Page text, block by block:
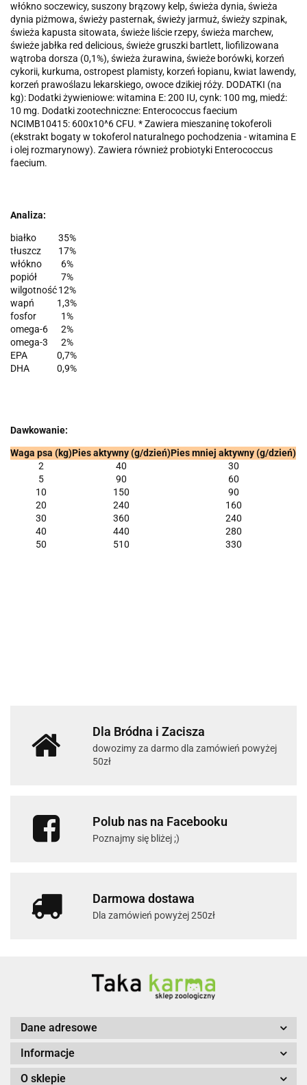
włókno soczewicy, suszony brązowy kelp, świeża dynia, świeża
dynia piżmowa, świeży pasternak, świeży jarmuż, świeży szpinak,
świeża kapusta sitowata, świeże liście rzepy, świeża marchew,
świeże jabłka red delicious, świeże gruszki bartlett, liofilizowana
wątroba dorsza (0,1%), świeża żurawina, świeże borówki, korzeń
cykorii, kurkuma, ostropest plamisty, korzeń łopianu, kwiat lawendy,
korzeń prawoślazu lekarskiego, owoce dzikiej róży. DODATKI (na
kg): Dodatki żywieniowe: witamina E: 200 IU, cynk: 100 mg, miedź:
10 mg. Dodatki zootechniczne: Enterococcus faecium
NCIMB10415: 600x10^6 CFU. * Zawiera mieszaninę tokoferoli
(ekstrakt bogaty w tokoferol naturalnego pochodzenia - witamina E
i olej rozmarynowy). Zawiera również probiotyki Enterococcus
faecium.
Analiza:
białko
35%
tłuszcz
17%
włókno
6%
popiół
7%
wilgotność12%
wapń
1,3%
fosfor
1%
omega-6
2%
omega-3
2%
EPA
0,7%
DHA
0,9%
Dawkowanie:
Waga psa (kg)Pies aktywny (g/dzień)Pies mniej aktywny (g/dzień)
2
40
30
5
90
60
10
150
90
20
240
160
30
360
240
40
440
280
50
510 330
Dla Bródna i Zacisza
dowozimy za darmo dla zamówień powyżej
50zł
Polub nas na Facebooku
Poznajmy się bliżej ;)
Darmowa dostawa
Dla zamówień powyżej 250zł
Dane adresowe
Informacje
O sklepie